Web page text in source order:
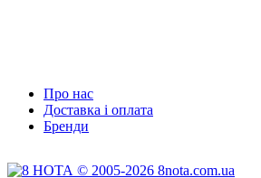
Про нас
Доставка і оплата
Бренди